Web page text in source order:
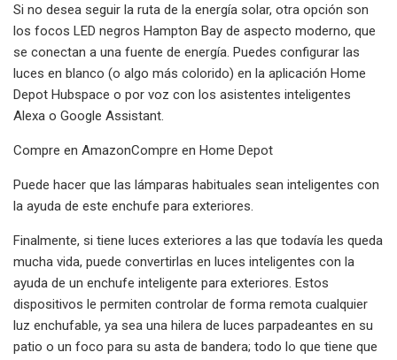
Si no desea seguir la ruta de la energía solar, otra opción son
los focos LED negros Hampton Bay de aspecto moderno, que
se conectan a una fuente de energía. Puedes configurar las
luces en blanco (o algo más colorido) en la aplicación Home
Depot Hubspace o por voz con los asistentes inteligentes
Alexa o Google Assistant.
Compre en AmazonCompre en Home Depot
Puede hacer que las lámparas habituales sean inteligentes con
la ayuda de este enchufe para exteriores.
Finalmente, si tiene luces exteriores a las que todavía les queda
mucha vida, puede convertirlas en luces inteligentes con la
ayuda de un enchufe inteligente para exteriores. Estos
dispositivos le permiten controlar de forma remota cualquier
luz enchufable, ya sea una hilera de luces parpadeantes en su
patio o un foco para su asta de bandera; todo lo que tiene que